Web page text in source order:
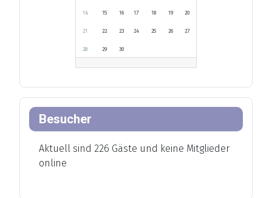
14 15 16 17 18 19 20
21 22 23 24 25 26 27
28 29 30
Besucher
Aktuell sind 226 Gäste und keine Mitglieder
online